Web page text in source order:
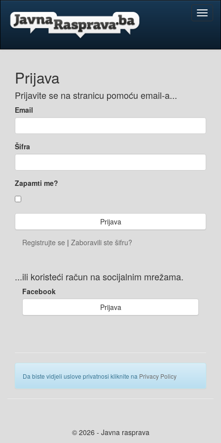
Prijava
Prijavite se na stranicu pomoću email-a...
Email
Šifra
Zapamti me?
Registrujte se | Zaboravili ste šifru?
...ili koristeći račun na socijalnim mrežama.
Facebook
Prijava
Da biste vidjeli uslove privatnosi kliknite na Privacy Policy
© 2026 - Javna rasprava